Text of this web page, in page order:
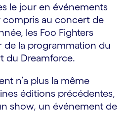
le jour en événements
compris au concert de
les Foo Fighters
de la programmation du
du Dreamforce.
n’a plus la même
éditions précédentes,
show, un événement de